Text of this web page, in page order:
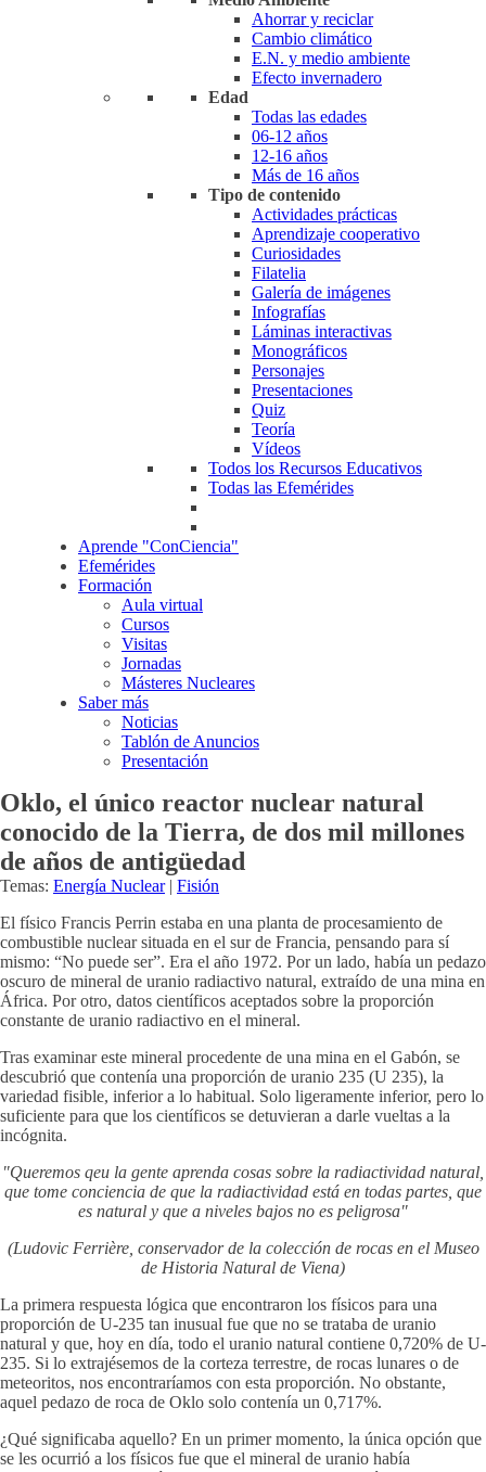
Ahorrar y reciclar
Cambio climático
E.N. y medio ambiente
Efecto invernadero
Edad
Todas las edades
06-12 años
12-16 años
Más de 16 años
Tipo de contenido
Actividades prácticas
Aprendizaje cooperativo
Curiosidades
Filatelia
Galería de imágenes
Infografías
Láminas interactivas
Monográficos
Personajes
Presentaciones
Quiz
Teoría
Vídeos
Todos los Recursos Educativos
Todas las Efemérides
Aprende "ConCiencia"
Efemérides
Formación
Aula virtual
Cursos
Visitas
Jornadas
Másteres Nucleares
Saber más
Noticias
Tablón de Anuncios
Presentación
Oklo, el único reactor nuclear natural
conocido de la Tierra, de dos mil millones
de años de antigüedad
Temas: Energía Nuclear| Fisión
El físico Francis Perrin estaba en una planta de procesamiento de
combustible nuclear situada en el sur de Francia, pensando para sí
mismo: “No puede ser”. Era el año 1972. Por un lado, había un pedazo
oscuro de mineral de uranio radiactivo natural, extraído de una mina en
África. Por otro, datos científicos aceptados sobre la proporción
constante de uranio radiactivo en el mineral.
Tras examinar este mineral procedente de una mina en el Gabón, se
descubrió que contenía una proporción de uranio 235 (U 235), la
variedad fisible, inferior a lo habitual. Solo ligeramente inferior, pero lo
suficiente para que los científicos se detuvieran a darle vueltas a la
incógnita.
"Queremos qeu la gente aprenda cosas sobre la radiactividad natural,
que tome conciencia de que la radiactividad está en todas partes, que
es natural y que a niveles bajos no es peligrosa"
(Ludovic Ferrière, conservador de la colección de rocas en el Museo
de Historia Natural de Viena)
La primera respuesta lógica que encontraron los físicos para una
proporción de U-235 tan inusual fue que no se trataba de uranio
natural y que, hoy en día, todo el uranio natural contiene 0,720% de U-
235. Si lo extrajésemos de la corteza terrestre, de rocas lunares o de
meteoritos, nos encontraríamos con esta proporción. No obstante,
aquel pedazo de roca de Oklo solo contenía un 0,717%.
¿Qué significaba aquello? En un primer momento, la única opción que
se les ocurrió a los físicos fue que el mineral de uranio había